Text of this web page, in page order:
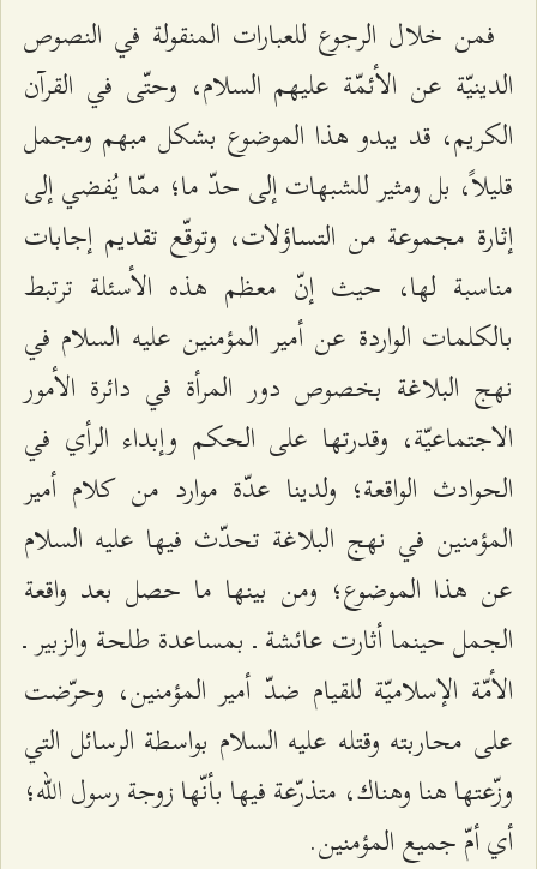
فمن خلال الرجوع للعبارات المنقولة في النصوص
الدينيّة عن الأئمّة عليهم السلام، وحتّى في القرآن
الكريم، قد يبدو هذا الموضوع بشكل مبهم ومجمل
قليلاً، بل ومثير للشبهات إلى حدّ ما؛ ممّا يُفضي إلى
إثارة مجموعة من التساؤلات، وتوقّع تقديم إجابات
مناسبة لها، حيث إنّ معظم هذه الأسئلة ترتبط
بالكلمات الواردة عن أمير المؤمنين عليه السلام في
نهج البلاغة بخصوص دور المرأة في دائرة الأمور
الاجتماعيّة، وقدرتها على الحكم وإبداء الرأي في
الحوادث الواقعة؛ ولدينا عدّة موارد من كلام أمير
المؤمنين في نهج البلاغة تحدّث فيها عليه السلام
عن هذا الموضوع؛ ومن بينها ما حصل بعد واقعة
الجمل حينما أثارت عائشة ـ بمساعدة طلحة والزبير ـ
الأمّة الإسلاميّة للقيام ضدّ أمير المؤمنين، وحرّضت
على محاربته وقتله عليه السلام بواسطة الرسائل التي
وزّعتها هنا وهناك، متذرّعة فيها بأنّها زوجة رسول الله؛
أي أمّ جميع المؤمنين.